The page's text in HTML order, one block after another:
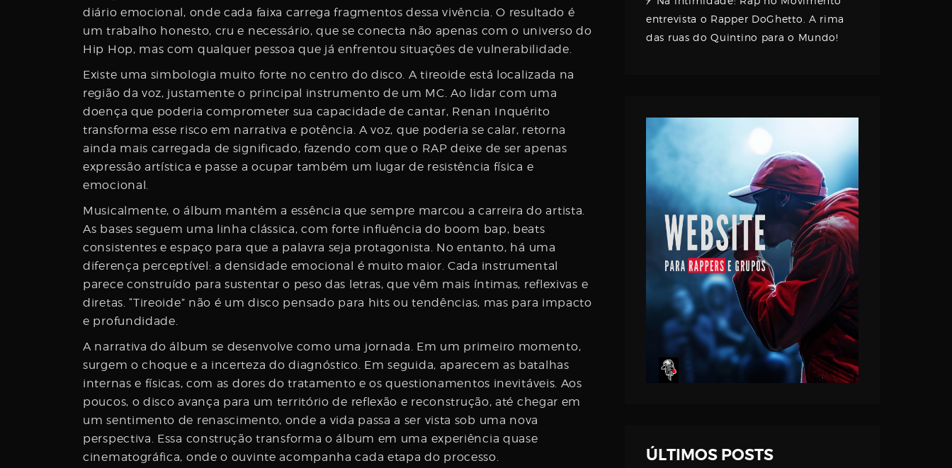
diário emocional, onde cada faixa carrega fragmentos dessa vivência. O resultado é
um trabalho honesto, cru e necessário, que se conecta não apenas com o universo do
Hip Hop, mas com qualquer pessoa que já enfrentou situações de vulnerabilidade.
Existe uma simbologia muito forte no centro do disco. A tireoide está localizada na
região da voz, justamente o principal instrumento de um MC. Ao lidar com uma
doença que poderia comprometer sua capacidade de cantar, Renan Inquérito
transforma esse risco em narrativa e potência. A voz, que poderia se calar, retorna
ainda mais carregada de significado, fazendo com que o RAP deixe de ser apenas
expressão artística e passe a ocupar também um lugar de resistência física e
emocional.
Musicalmente, o álbum mantém a essência que sempre marcou a carreira do artista.
As bases seguem uma linha clássica, com forte influência do boom bap, beats
consistentes e espaço para que a palavra seja protagonista. No entanto, há uma
diferença perceptível: a densidade emocional é muito maior. Cada instrumental
parece construído para sustentar o peso das letras, que vêm mais íntimas, reflexivas e
diretas. “Tireoide” não é um disco pensado para hits ou tendências, mas para impacto
e profundidade.
A narrativa do álbum se desenvolve como uma jornada. Em um primeiro momento,
surgem o choque e a incerteza do diagnóstico. Em seguida, aparecem as batalhas
internas e físicas, com as dores do tratamento e os questionamentos inevitáveis. Aos
poucos, o disco avança para um território de reflexão e reconstrução, até chegar em
um sentimento de renascimento, onde a vida passa a ser vista sob uma nova
perspectiva. Essa construção transforma o álbum em uma experiência quase
cinematográfica, onde o ouvinte acompanha cada etapa do processo.
entrevista o Rapper DoGhetto. A rima
das ruas do Quintino para o Mundo!
ÚLTIMOS POSTS